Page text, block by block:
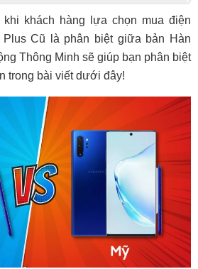
khách hàng lựa chọn mua điện
Plus Cũ là phân biệt giữa bản Hàn
Thông Minh sẽ giúp bạn phân biệt
trong bài viết dưới đây!